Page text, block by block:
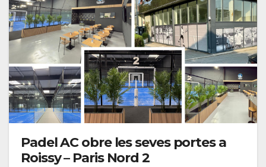
Padel AC obre les seves portes a
Roissy – Paris Nord 2